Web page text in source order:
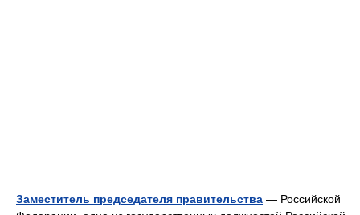
Заместитель председателя правительства — Российской